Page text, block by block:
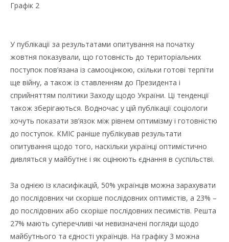
Графік 2
У публікації за результатами опитування на початку
жовтня показували, що готовність до територіальних
поступок пов’язана із самооцінкою, скільки готові терпіти
ще війну, а також із ставленням до Президента і
сприйняттям політики Заходу щодо України. Ці тенденції
також зберігаються. Водночас у цій публікації соціологи
хочуть показати зв’язок між рівнем оптимізму і готовністю
до поступок. КМІС раніше публікував результати
опитування щодо того, наскільки українці оптимістично
дивляться у майбутнє і як оцінюють єднання в суспільстві.
За однією із класифікацій, 50% українців можна зарахувати
до послідовних чи скоріше послідовних оптимістів, а 23% –
до послідовних або скоріше послідовних песимістів. Решта
27% мають суперечливі чи невизначені погляди щодо
майбутнього та єдності українців. На графіку 3 можна